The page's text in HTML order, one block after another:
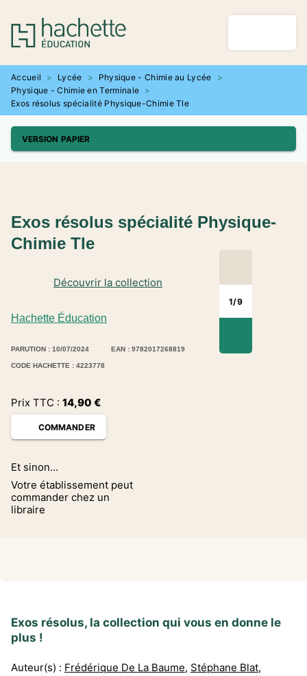
MENU RECHERCHE
PIED DE PAGE
Accueil > Lycée > Physique - Chimie au Lycée
>
Physique - Chimie en Terminale >
Exos résolus spécialité Physique-Chimie Tle
VERSION PAPIER
1/9
Hachette Éducation
Découvrir la collection
Exos résolus spécialité Physique-
Chimie Tle
PARUTION : 10/07/2024 EAN : 9782017268819
CODE HACHETTE : 4223778
Prix TTC : 14,90 €
COMMANDER
Et sinon...
Votre établissement peut
commander chez un
libraire
Exos résolus, la collection qui vous en donne le
plus !
Auteur(s) : Frédérique De La Baume, Stéphane Blat,